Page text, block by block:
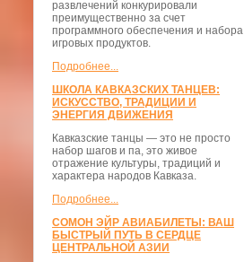
развлечений конкурировали
преимущественно за счет
программного обеспечения и набора
игровых продуктов.
Подробнее...
ШКОЛА КАВКАЗСКИХ ТАНЦЕВ:
ИСКУССТВО, ТРАДИЦИИ И
ЭНЕРГИЯ ДВИЖЕНИЯ
Кавказские танцы — это не просто
набор шагов и па, это живое
отражение культуры, традиций и
характера народов Кавказа.
Подробнее...
СОМОН ЭЙР АВИАБИЛЕТЫ: ВАШ
БЫСТРЫЙ ПУТЬ В СЕРДЦЕ
ЦЕНТРАЛЬНОЙ АЗИИ